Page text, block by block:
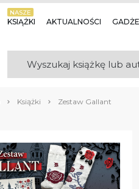
KSIĄŻKI
NASZE
AKTUALNOŚCI
Książki Zestaw Gallant